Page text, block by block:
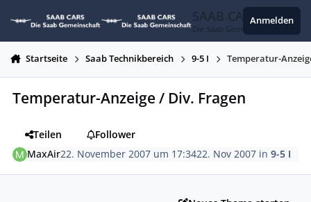
SAAB CARS
Die Saab Gemeinschaft
Anmelden
Startseite Saab Technikbereich 9-5 I Temperatur-
Temperatur-Anzeige / Div. Fragen
Teilen
Follower
MaxAir22. November 2007 um 17:3422. Nov 2007 in9-5 I